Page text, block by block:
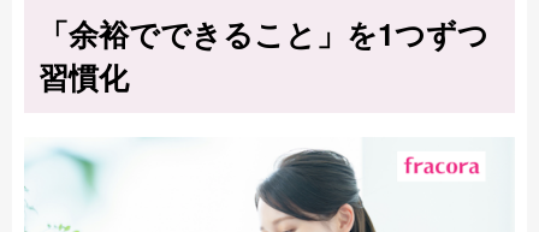
「余裕でできること」を1つずつ
習慣化